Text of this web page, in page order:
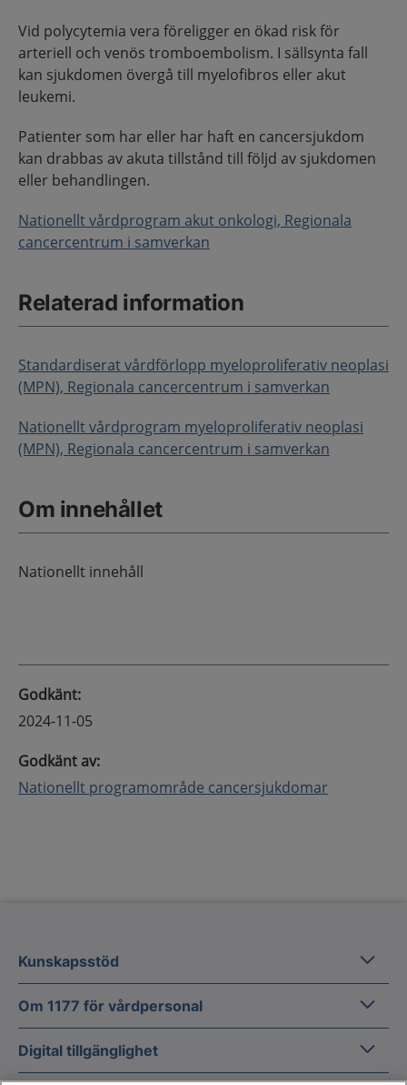
Vid polycytemia vera föreligger en ökad risk för
arteriell och venös tromboembolism. I sällsynta fall
kan sjukdomen övergå till myelofibros eller akut
leukemi.
Patienter som har eller har haft en cancersjukdom
kan drabbas av akuta tillstånd till följd av sjukdomen
eller behandlingen.
Nationellt vårdprogram akut onkologi, Regionala
cancercentrum i samverkan
Relaterad information
Standardiserat vårdförlopp myeloproliferativ neoplasi
(MPN), Regionala cancercentrum i samverkan
Nationellt vårdprogram myeloproliferativ neoplasi
(MPN), Regionala cancercentrum i samverkan
Om innehållet
Nationellt innehåll
Godkänt:
2024-11-05
Godkänt av:
Nationellt programområde cancersjukdomar
Kunskapsstöd
Om 1177 för vårdpersonal Om
Digital tillgänglighet Digital